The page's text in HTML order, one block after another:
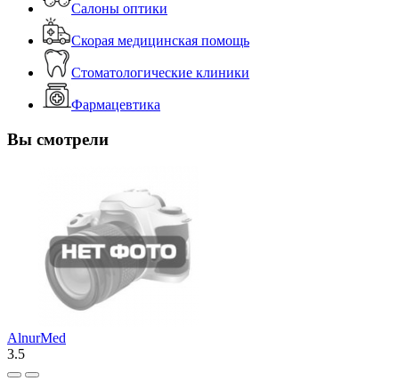
Салоны оптики
Скорая медицинская помощь
Стоматологические клиники
Фармацевтика
Вы смотрели
AlnurMed
3.5